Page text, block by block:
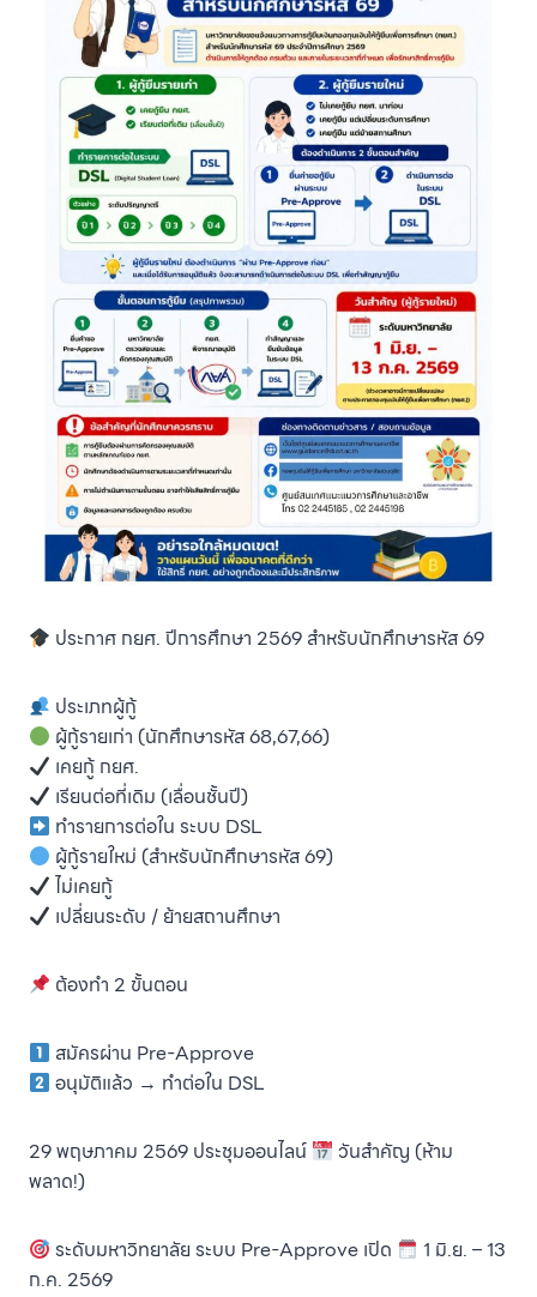
ประกาศ กยศ. ปีการศึกษา 2569 สำหรับนักศึกษารหัส 69
ประเภทผู้กู้
ผู้กู้รายเก่า (นักศึกษารหัส 68,67,66)
เคยกู้ กยศ.
เรียนต่อที่เดิม (เลื่อนชั้นปี)
ทำรายการต่อใน ระบบ DSL
ผู้กู้รายใหม่ (สำหรับนักศึกษารหัส 69)
ไม่เคยกู้
เปลี่ยนระดับ / ย้ายสถานศึกษา
ต้องทำ 2 ขั้นตอน
สมัครผ่าน Pre-Approve
อนุมัติแล้ว → ทำต่อใน DSL
29 พฤษภาคม 2569 ประชุมออนไลน์
วันสำคัญ (ห้าม
พลาด!)
ระดับมหาวิทยาลัย ระบบ Pre-Approve เปิด
1 มิ.ย. – 13
ก.ค. 2569